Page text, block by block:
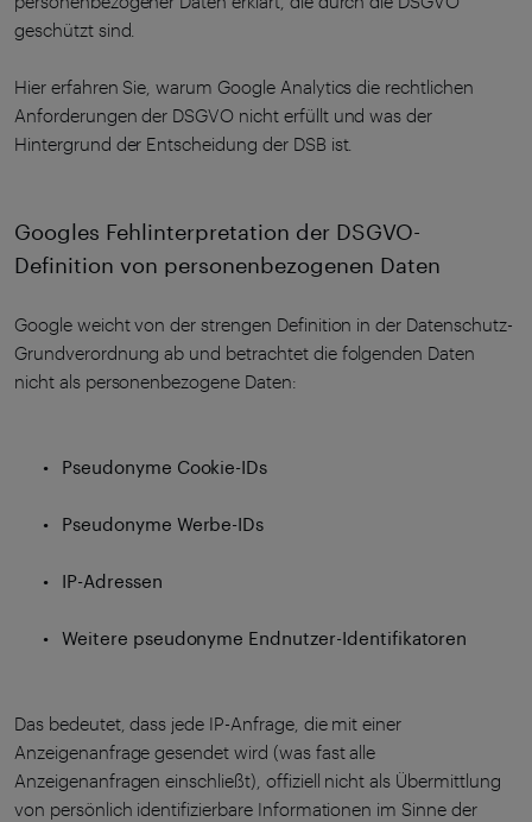
geschützt sind.
Hier erfahren Sie, warum Google Analytics die rechtlichen
Anforderungen der DSGVO nicht erfüllt und was der
Hintergrund der Entscheidung der DSB ist.
Googles Fehlinterpretation der DSGVO-
Definition von personenbezogenen Daten
Google weicht von der strengen Definition in der Datenschutz-
Grundverordnung ab und betrachtet die folgenden Daten
nicht als personenbezogene Daten:
Pseudonyme Cookie-IDs
Pseudonyme Werbe-IDs
IP-Adressen
Weitere pseudonyme Endnutzer-Identifikatoren
Das bedeutet, dass jede IP-Anfrage, die mit einer
Anzeigenanfrage gesendet wird (was fast alle
Anzeigenanfragen einschließt), offiziell nicht als Übermittlung
von persönlich identifizierbare Informationen im Sinne der